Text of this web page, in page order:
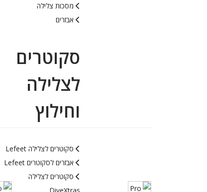
מסכות צלילה
אבזרים
סקוטרים
לצלילה
וחילוץ
סקוטרים לצלילה Lefeet
אבזרים לסקוטרים Lefeet
סקוטרים לצלילה